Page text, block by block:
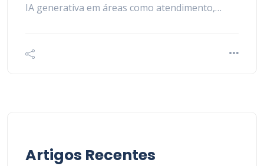
IA generativa em áreas como atendimento,…
Artigos Recentes